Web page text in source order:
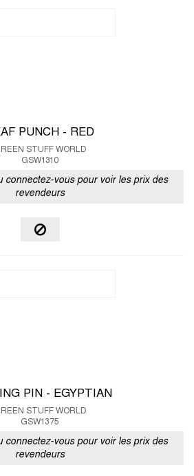
PUNCH - RED
STUFF WORLD
GSW1310
connectez-vous pour voir les prix des
revendeurs
PIN - EGYPTIAN
STUFF WORLD
GSW1375
connectez-vous pour voir les prix des
revendeurs